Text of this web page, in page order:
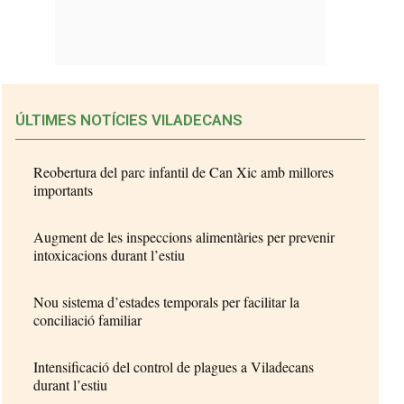
ÚLTIMES NOTÍCIES VILADECANS
Reobertura del parc infantil de Can Xic amb millores
importants
Augment de les inspeccions alimentàries per prevenir
intoxicacions durant l’estiu
Nou sistema d’estades temporals per facilitar la
conciliació familiar
Intensificació del control de plagues a Viladecans
durant l’estiu